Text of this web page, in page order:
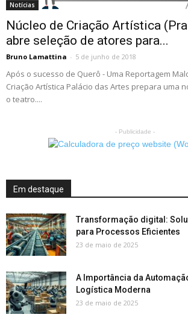
Notícias
Núcleo de Criação Artística
abre seleção de atores para...
Bruno Lamattina - 5 de junho de 2018
Após o sucesso de Querô - Uma Reportagem
Criação Artística Palácio das Artes prepara uma
o teatro....
- Publicidade -
Em destaque
Transformação digital:
para Processos Eficientes
23 de maio de 2025
A Importância da
Logística Moderna
23 de maio de 2025